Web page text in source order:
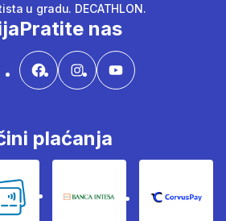
u gradu. DECATHLON.
Pratite nas
plaćanja
Bankovne karticeBanka Intesa